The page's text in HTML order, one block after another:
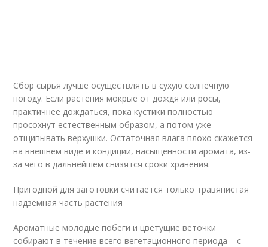
Сбор сырья лучше осуществлять в сухую солнечную
погоду. Если растения мокрые от дождя или росы,
практичнее дождаться, пока кустики полностью
просохнут естественным образом, а потом уже
отщипывать верхушки. Остаточная влага плохо скажется
на внешнем виде и кондиции, насыщенности аромата, из-
за чего в дальнейшем снизятся сроки хранения.
Пригодной для заготовки считается только травянистая
надземная часть растения
Ароматные молодые побеги и цветущие веточки
собирают в течение всего вегетационного периода – с